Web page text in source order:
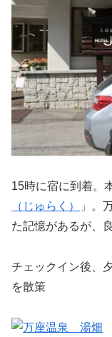
15時に宿に到着。
（じゅらく）
」。
た記憶があるが、
チェックイン後、
を散策